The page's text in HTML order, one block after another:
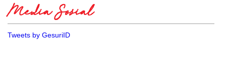
Media Sosial
Tweets by GesuriID